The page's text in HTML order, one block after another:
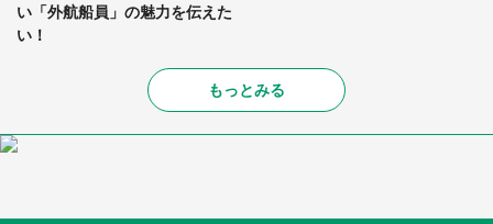
い「外航船員」の魅力を伝えた
い！
もっとみる